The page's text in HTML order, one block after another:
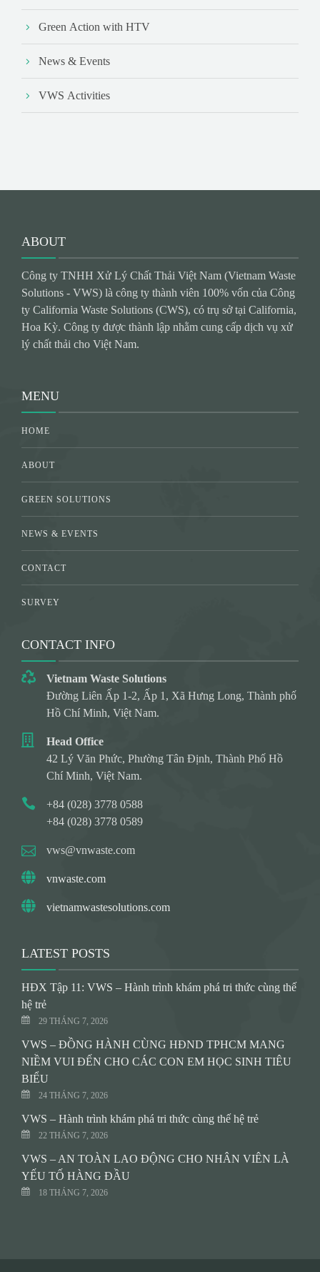
Green Action with HTV
News & Events
VWS Activities
ABOUT
Công ty TNHH Xử Lý Chất Thải Việt Nam (Vietnam Waste
Solutions - VWS) là công ty thành viên 100% vốn của Công
ty California Waste Solutions (CWS), có trụ sở tại California,
Hoa Kỳ. Công ty được thành lập nhằm cung cấp dịch vụ xử
lý chất thải cho Việt Nam.
MENU
HOME
ABOUT
GREEN SOLUTIONS
NEWS & EVENTS
CONTACT
SURVEY
CONTACT INFO
Vietnam Waste Solutions
Đường Liên Ấp 1-2, Ấp 1, Xã Hưng Long, Thành phố
Hồ Chí Minh, Việt Nam.
Head Office
42 Lý Văn Phức, Phường Tân Định, Thành Phố Hồ
Chí Minh, Việt Nam.
+84 (028) 3778 0588
+84 (028) 3778 0589
vws@vnwaste.com
vnwaste.com
vietnamwastesolutions.com
LATEST POSTS
HĐX Tập 11: VWS – Hành trình khám phá tri thức cùng thế
hệ trẻ
29 THÁNG 7, 2026
VWS – ĐỒNG HÀNH CÙNG HĐND TPHCM MANG
NIỀM VUI ĐẾN CHO CÁC CON EM HỌC SINH TIÊU
BIỂU
24 THÁNG 7, 2026
VWS – Hành trình khám phá tri thức cùng thế hệ trẻ
22 THÁNG 7, 2026
VWS – AN TOÀN LAO ĐỘNG CHO NHÂN VIÊN LÀ
YẾU TỐ HÀNG ĐẦU
18 THÁNG 7, 2026